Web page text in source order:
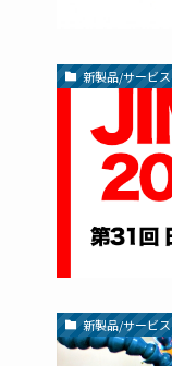
新製品/サービス
新製品/サービス